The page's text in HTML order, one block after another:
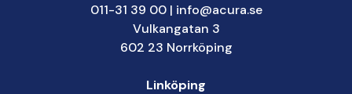
011-31 39 00| info@acura.se
Vulkangatan 3
602 23 Norrköping
Linköping